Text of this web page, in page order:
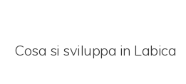
Cosa si sviluppa in Labica